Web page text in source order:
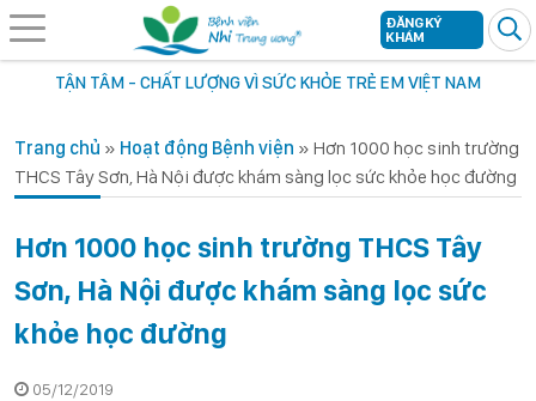
TẬN TÂM - CHẤT LƯỢNG VÌ SỨC KHỎE TRẺ EM VIỆT NAM
ĐĂNG KÝ
KHÁM
Trang chủ » Hoạt động Bệnh viện » Hơn 1000 học sinh trường
THCS Tây Sơn, Hà Nội được khám sàng lọc sức khỏe học đường
Hơn 1000 học sinh trường THCS Tây
Sơn, Hà Nội được khám sàng lọc sức
khỏe học đường
05/12/2019